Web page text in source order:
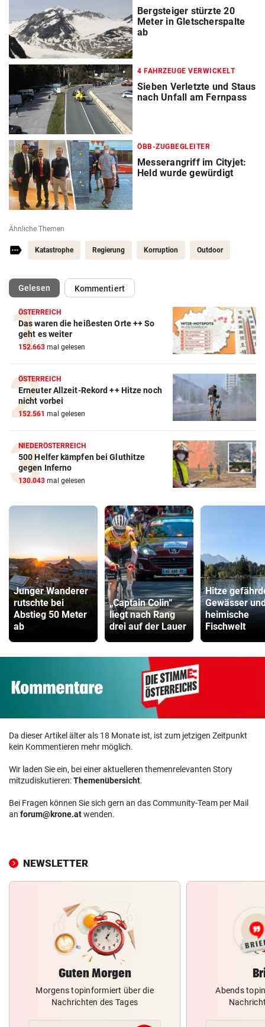
Bergsteiger stürzte 20
Meter in Gletscherspalte
ab
4 FAHRZEUGE VERWICKELT
Sieben Verletzte und Staus
nach Unfall am Fernpass
ÖBB-ZUGBEGLEITER
Messerangriff im Cityjet:
Held wurde gewürdigt
Ähnliche Themen
Katastrophe Regierung Korruption Outdoor
Gelesen(ausgewählt)Kommentiert
ÖSTERREICH
Das waren die heißesten Orte ++ So
geht es weiter
152.663 mal gelesen
ÖSTERREICH
Erneuter Allzeit-Rekord ++ Hitze noch
nicht vorbei
152.561 mal gelesen
NIEDERÖSTERREICH
500 Helfer kämpfen bei Gluthitze
gegen Inferno
130.043 mal gelesen
Junger Wanderer
rutschte bei
Abstieg 50 Meter
ab
„Captain Colin“
liegt nach Rang
drei auf der Lauer
Hitze
Gewässer
heimische
Fischwelt
Da dieser Artikel älter als 18 Monate ist, ist zum jetzigen Zeitpunkt
kein Kommentieren mehr möglich.
Wir laden Sie ein, bei einer aktuelleren themenrelevanten Story
mitzudiskutieren:Themenübersicht.
Bei Fragen können Sie sich gern an das Community-Team per Mail
an forum@krone.atwenden.
NEWSLETTER
Guten Morgen
Morgens topinformiert über die
Nachrichten des Tages
Abends